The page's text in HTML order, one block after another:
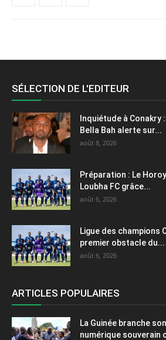
SÉLECTION DE L'EDITEUR
Inquiétude à Conakry
Bella Bah alerte sur...
août 8, 2026
Préparation : Le
Loubha FC grâce...
août 6, 2026
Ligue des champions
premier obstacle du...
août 6, 2026
ARTICLES POPULAIRES
La Guinée branche
numérique souverain